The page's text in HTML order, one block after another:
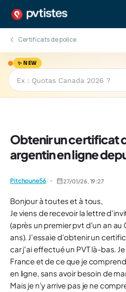
Certificats de police
✨ NEW
Obtenir un certificat
argentin en ligne
Pitchoune56 27/01/26, 19:27
Bonjour à toutes et à tous,
Je viens de recevoir la lettre
(après un premier pvt d'un an au
ans). J'essaie d'obtenir un
car j'ai effectué un PVT là-bas.
France et de ce que je
en ligne, sans avoir besoin de
Mais je n'y arrive pas je ne